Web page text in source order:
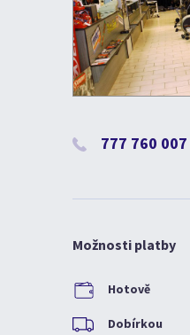
777 760 007
Možnosti platby
Hotově
Dobírkou